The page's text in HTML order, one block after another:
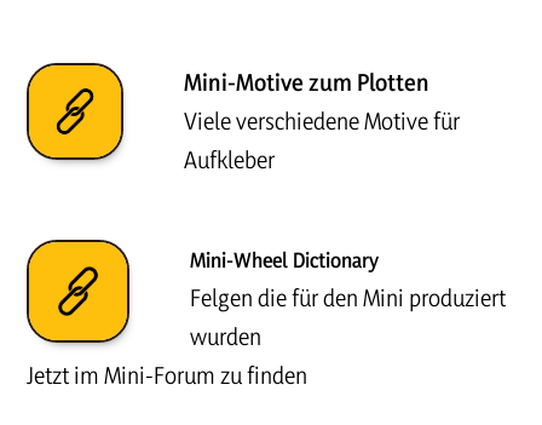
Mini-Motive zum Plotten
Viele verschiedene Motive für
Aufkleber
Mini-Wheel Dictionary
Felgen die für den Mini produziert
wurden
Jetzt im Mini-Forum zu finden